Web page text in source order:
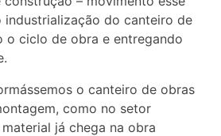
industrialização do canteiro de
o ciclo de obra e entregando
o canteiro de obras
como no setor
já chega na obra